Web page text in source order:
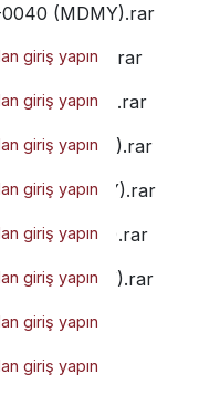
(MDMY).rar
giriş yapın
(MDMY).rar
giriş yapın
(MDMY).rar
giriş yapın
(MDMY).rar
giriş yapın
(MDMY).rar
giriş yapın
(MDMY).rar
giriş yapın
(MDMY).rar
giriş yapın
giriş yapın